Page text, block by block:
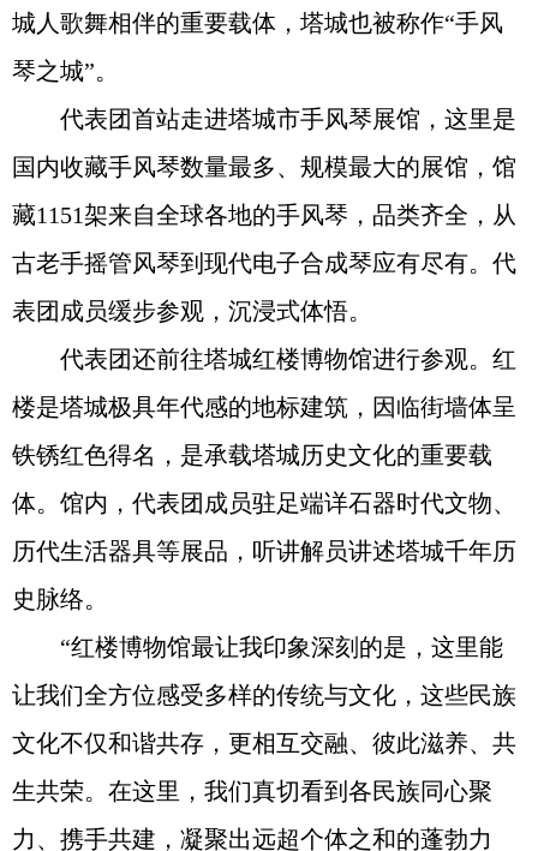
城人歌舞相伴的重要载体，塔城也被称作“手风
琴之城”。
代表团首站走进塔城市手风琴展馆，这里是
国内收藏手风琴数量最多、规模最大的展馆，馆
藏1151架来自全球各地的手风琴，品类齐全，从
古老手摇管风琴到现代电子合成琴应有尽有。代
表团成员缓步参观，沉浸式体悟。
代表团还前往塔城红楼博物馆进行参观。红
楼是塔城极具年代感的地标建筑，因临街墙体呈
铁锈红色得名，是承载塔城历史文化的重要载
体。馆内，代表团成员驻足端详石器时代文物、
历代生活器具等展品，听讲解员讲述塔城千年历
史脉络。
“红楼博物馆最让我印象深刻的是，这里能
让我们全方位感受多样的传统与文化，这些民族
文化不仅和谐共存，更相互交融、彼此滋养、共
生共荣。在这里，我们真切看到各民族同心聚
力、携手共建，凝聚出远超个体之和的蓬勃力